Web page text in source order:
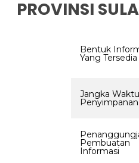
KEUANGAN DAN ASET
KEPEGAWAIAN
INFORMASI YANG
PENGADAAN BARANG/JASA
PENGUBAHAN KLASIFIKASI
FORM PERMOHONAN
FORM PENGAJUAN
PROVINSI
Bentuk
Yang Tersedia
Jangka Waktu
Penyimpanan
Pembuatan
Informasi